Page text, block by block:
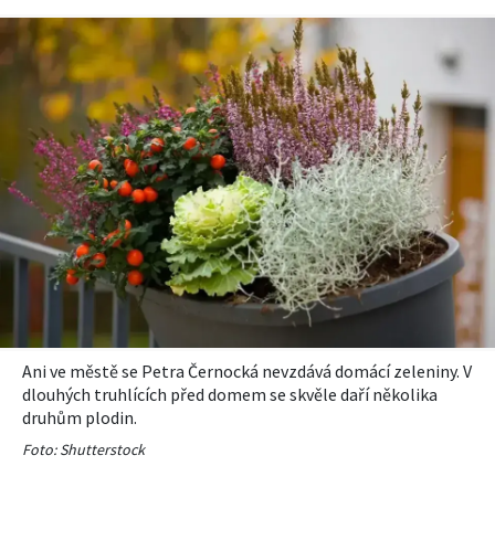
Ani ve městě se Petra Černocká nevzdává domácí zeleniny. V
dlouhých truhlících před domem se skvěle daří několika
druhům plodin.
Foto: Shutterstock